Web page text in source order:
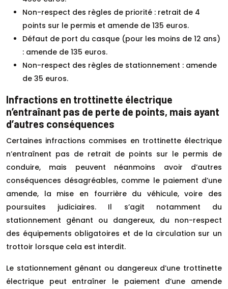
Non-respect des règles de priorité : retrait de 4
points sur le permis et amende de 135 euros.
Défaut de port du casque (pour les moins de 12 ans)
: amende de 135 euros.
Non-respect des règles de stationnement : amende
de 35 euros.
Infractions en trottinette électrique
n’entraînant pas de perte de points, mais ayant
d’autres conséquences
Certaines infractions commises en trottinette électrique
n’entraînent pas de retrait de points sur le permis de
conduire, mais peuvent néanmoins avoir d’autres
conséquences désagréables, comme le paiement d’une
amende, la mise en fourrière du véhicule, voire des
poursuites judiciaires. Il s’agit notamment du
stationnement gênant ou dangereux, du non-respect
des équipements obligatoires et de la circulation sur un
trottoir lorsque cela est interdit.
Le stationnement gênant ou dangereux d’une trottinette
électrique peut entraîner le paiement d’une amende